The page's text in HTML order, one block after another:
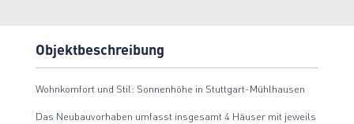
Objektbeschreibung
Wohnkomfort und Stil: Sonnenhöhe in Stuttgart-Mühlhausen
Das Neubauvorhaben umfasst insgesamt 4 Häuser mit jeweils